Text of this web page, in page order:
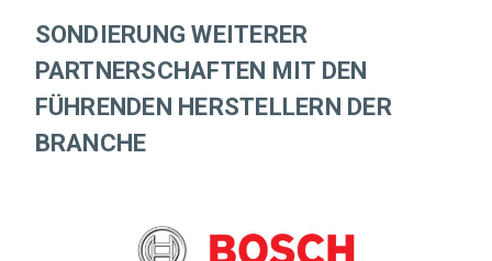
SONDIERUNG WEITERER
PARTNERSCHAFTEN MIT DEN
FÜHRENDEN HERSTELLERN DER
BRANCHE